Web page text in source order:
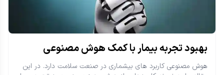
بهبود تجربه بیمار با کمک هوش مصنوعی
هوش مصنوعی کاربرد‌ های بیشماری در صنعت سلامت دارد. در این